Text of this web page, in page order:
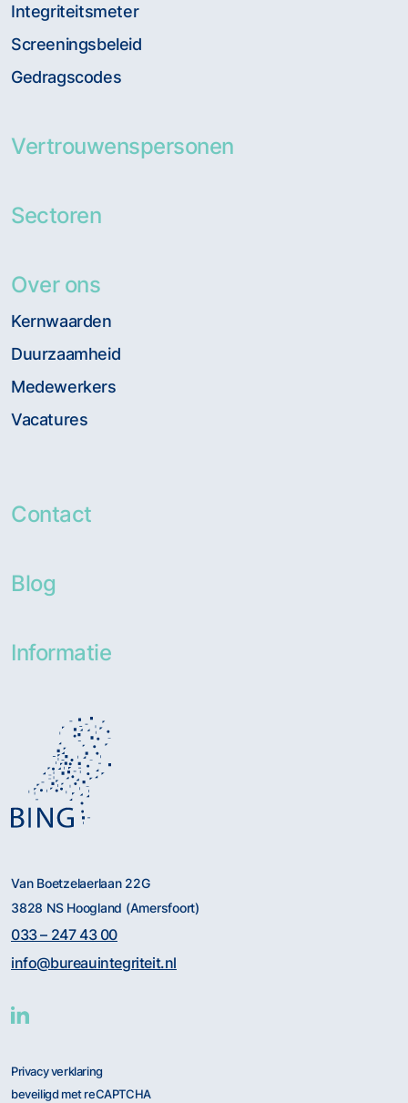
Van Boetzelaerlaan 22G
3828 NS Hoogland (Amersfoort)
033 – 247 43 00
info@bureauintegriteit.nl
Privacy verklaring
beveiligd met reCAPTCHA
Integriteitsmeter
Screeningsbeleid
Gedragscodes
Vertrouwenspersonen
Sectoren
Over ons
Kernwaarden
Duurzaamheid
Medewerkers
Vacatures
Contact
Blog
Informatie